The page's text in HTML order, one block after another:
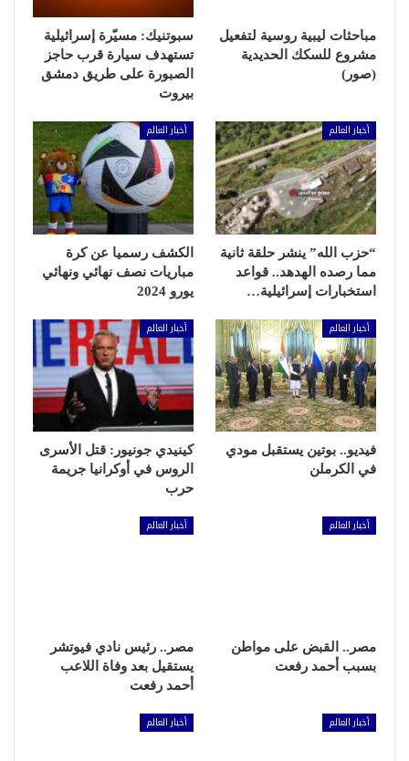
مباحثات ليبية روسية لتفعيل
مشروع للسكك الحديدية
(صور)
سبوتنيك: مسيّرة إسرائيلية
تستهدف سيارة قرب حاجز
الصبورة على طريق دمشق
بيروت
أخبار العالم
“حزب الله” ينشر حلقة ثانية
مما رصده الهدهد.. قواعد
استخبارات إسرائيلية…
أخبار العالم
الكشف رسميا عن كرة
مباريات نصف نهائي ونهائي
يورو 2024
أخبار العالم
فيديو.. بوتين يستقبل مودي
في الكرملن
أخبار العالم
كينيدي جونيور: قتل الأسرى
الروس في أوكرانيا جريمة
حرب
أخبار العالم
مصر.. القبض على مواطن
بسبب أحمد رفعت
أخبار العالم
مصر.. رئيس نادي فيوتشر
يستقيل بعد وفاة اللاعب
أحمد رفعت
أخبار العالم أخبار العالم